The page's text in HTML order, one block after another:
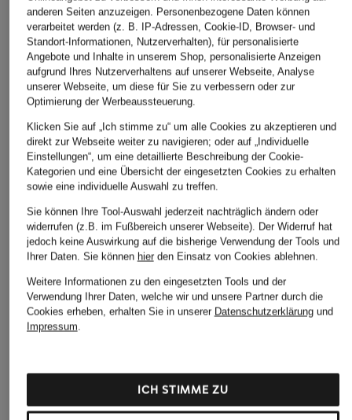
ÄHNLICHE ARTIKEL ENTDECKEN
anderen Seiten anzuzeigen. Personenbezogene Daten können
verarbeitet werden (z. B. IP-Adressen, Cookie-ID, Browser- und
Standort-Informationen, Nutzerverhalten), für personalisierte
Angebote und Inhalte in unserem Shop, personalisierte Anzeigen
aufgrund Ihres Nutzerverhaltens auf unserer Webseite, Analyse
unserer Webseite, um diese für Sie zu verbessern oder zur
Optimierung der Werbeaussteuerung.
Klicken Sie auf „Ich stimme zu“ um alle Cookies zu akzeptieren und
direkt zur Webseite weiter zu navigieren; oder auf „Individuelle
Einstellungen“, um eine detaillierte Beschreibung der Cookie-
Kategorien und eine Übersicht der eingesetzten Cookies zu erhalten
sowie eine individuelle Auswahl zu treffen.
Sie können Ihre Tool-Auswahl jederzeit nachträglich ändern oder
widerrufen (z.B. im Fußbereich unserer Webseite). Der Widerruf hat
jedoch keine Auswirkung auf die bisherige Verwendung der Tools und
Ihrer Daten. Sie können hierden Einsatz von Cookies ablehnen.
Weitere Informationen zu den eingesetzten Tools und der
Verwendung Ihrer Daten, welche wir und unsere Partner durch die
Cookies erheben, erhalten Sie in unserer Datenschutzerklärungund
Impressum.
ICH STIMME ZU